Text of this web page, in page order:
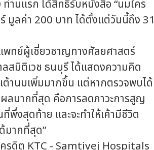
านแรก ได้สิทธิ์รับหนังสือ “นมใคร
มูลค่า 200 บาท ได้ตั้งแต่วันนี้ถึง 31
ทย์ผู้เชี่ยวชาญทางศัลยศาสตร์
ลสมิติเวช ธนบุรี ได้แสดงความคิด
เต้านมเพิ่มมากขึ้น แต่หากตรวจพบได้
ผลมากที่สุด คือการลดภาวะการสูญ
พึ่งสุดท้าย และจะทำให้เค้ามีชีวิต
มากที่สุด”​
รดิต KTC - Samtivej Hospitals